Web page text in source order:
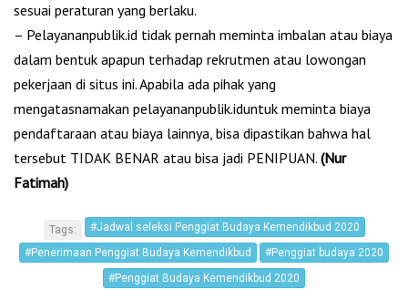
sesuai peraturan yang berlaku.
– Pelayananpublik.id tidak pernah meminta imbalan atau biaya
dalam bentuk apapun terhadap rekrutmen atau lowongan
pekerjaan di situs ini. Apabila ada pihak yang
mengatasnamakan pelayananpublik.iduntuk meminta biaya
pendaftaraan atau biaya lainnya, bisa dipastikan bahwa hal
tersebut TIDAK BENAR atau bisa jadi PENIPUAN. (Nur
Fatimah)
Tags:
#Jadwal seleksi Penggiat Budaya Kemendikbud 2020
#Penerimaan Penggiat Budaya Kemendikbud
#Penggiat budaya 2020
#Penggiat Budaya Kemendikbud 2020